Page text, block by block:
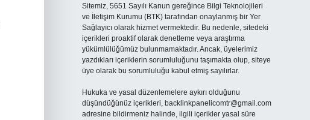
Sitemiz, 5651 Sayılı Kanun gereğince Bilgi Teknolojileri
ve İletişim Kurumu (BTK) tarafından onaylanmış bir Yer
Sağlayıcı olarak hizmet vermektedir. Bu nedenle, sitedeki
içerikleri proaktif olarak denetleme veya araştırma
yükümlülüğümüz bulunmamaktadır. Ancak, üyelerimiz
yazdıkları içeriklerin sorumluluğunu taşımakta olup, siteye
üye olarak bu sorumluluğu kabul etmiş sayılırlar.
Hukuka ve yasal düzenlemelere aykırı olduğunu
düşündüğünüz içerikleri, backlinkpanelicomtr@gmail.com
adresine bildirmeniz halinde, ilgili içerikler yasal süre